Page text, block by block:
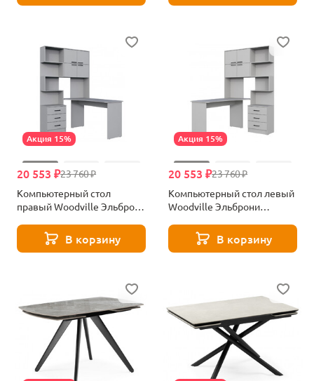
Акция 15%
23 760 ₽
20 553 ₽
Компьютерный стол
правый Woodville Эльброни
В корзину
Акция 15%
23 760 ₽
20 553 ₽
Компьютерный стол левый
Woodville Эльброни
В корзину